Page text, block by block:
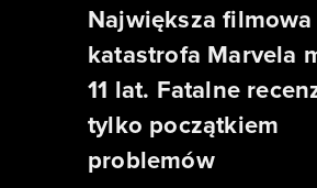
Największa filmowa
katastrofa Marvela
11 lat. Fatalne
tylko początkiem
problemów